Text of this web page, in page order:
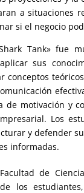
a situaciones
si el negocio
Tank» fue
sus
conceptos
motivación y
Los
y defender
informadas.
de
los